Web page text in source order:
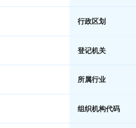
行政区划
登记机关
所属行业
组织机构代码